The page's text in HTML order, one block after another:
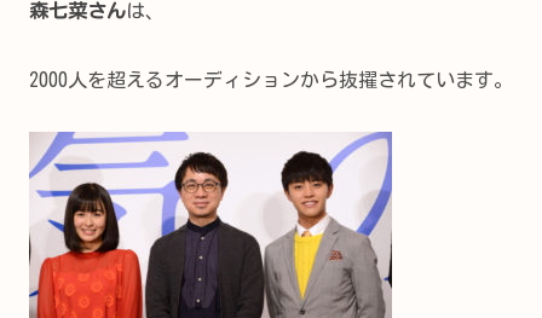
森七菜さんは、
2000人を超えるオーディションから抜擢されています。